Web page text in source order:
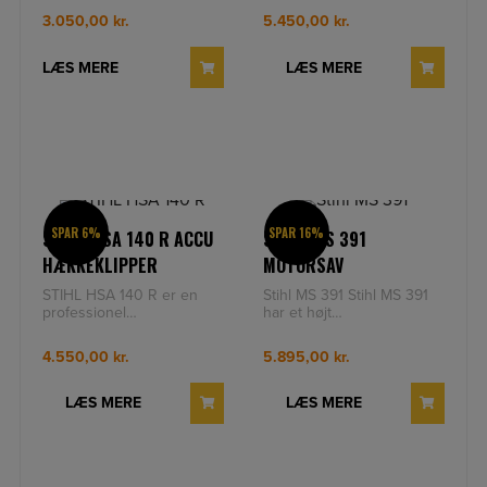
med effektstærkt Lithium-
Ion-batteri.
3.050,00 kr.
LÆS MERE
kommuner og
ejendomsservice, der har
5.450,00 kr.
LÆS MERE
SPAR 6%
STIHL HSA 140 R ACCU
HÆKKEKLIPPER
STIHL HSA 140 R er en
professionel
udviklet til krævende
opgaver i have- og lan
4.550,00 kr.
LÆS MERE
SPAR 16%
STIHL MS 391
MOTORSAV
Stihl MS 391 Stihl MS 391
har et højt
bredt omdrejningsområde,
og lave vibr
5.895,00 kr.
LÆS MERE